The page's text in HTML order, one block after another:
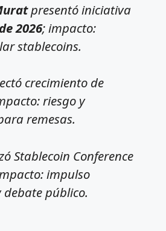
presentó iniciativa
2026; impacto:
stablecoins.
crecimiento de
riesgo y
remesas.
Stablecoin Conference
impulso
público.